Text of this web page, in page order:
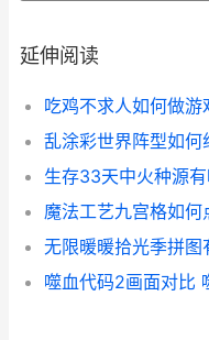
延伸阅读
吃鸡不求人如何做
乱涂彩世界阵型如
生存33天中火种源
魔法工艺九宫格如
噬血代码2画面对比